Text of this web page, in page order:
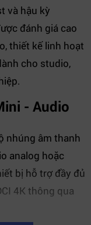
và hậu kỳ
đánh giá cao
thiết kế linh hoạt
cho studio,
- Audio
nhúng âm thanh
analog hoặc
bị hỗ trợ đầy đủ
4K thông qua